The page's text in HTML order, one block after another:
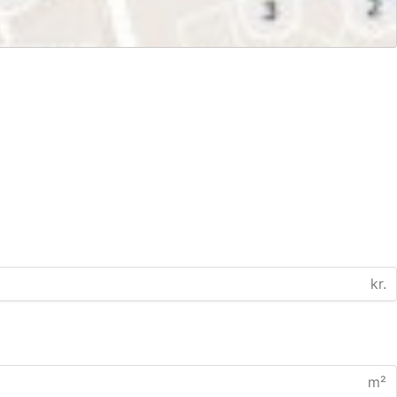
kr.
m²